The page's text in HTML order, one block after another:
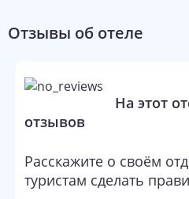
Отзывы об отеле
На этот
отзывов
Расскажите о своём
туристам сделать